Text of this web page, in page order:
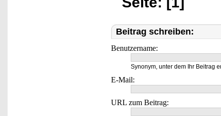
Beitrag schreiben:
Benutzername:
Synonym, unter dem Ihr Beitrag
E-Mail:
URL zum Beitrag: